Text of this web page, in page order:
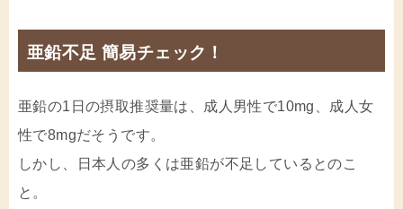
亜鉛不足 簡易チェック！
亜鉛の1日の摂取推奨量は、成人男性で10mg、成人女
性で8mgだそうです。
しかし、日本人の多くは亜鉛が不足しているとのこ
と。